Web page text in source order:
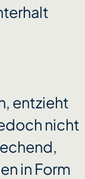
entzieht
nicht
in Form